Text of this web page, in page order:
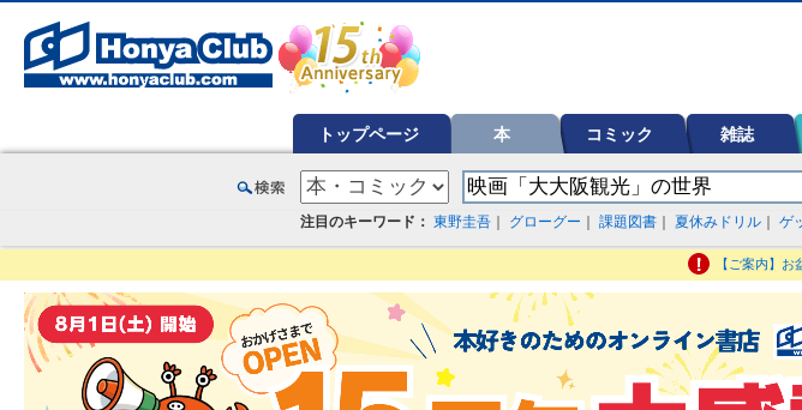
トップページ 本 コミック 雑誌
注目のキーワード： 東野圭吾 グローグー 課題図書 夏休みドリル ゲ
【ご案内】